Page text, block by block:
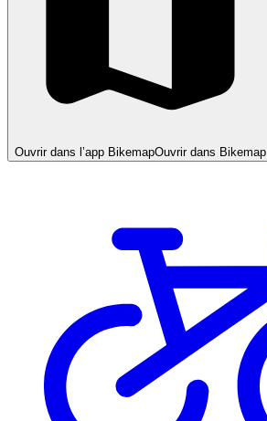
Ouvrir dans l’app BikemapOuvrir dans Bikemap